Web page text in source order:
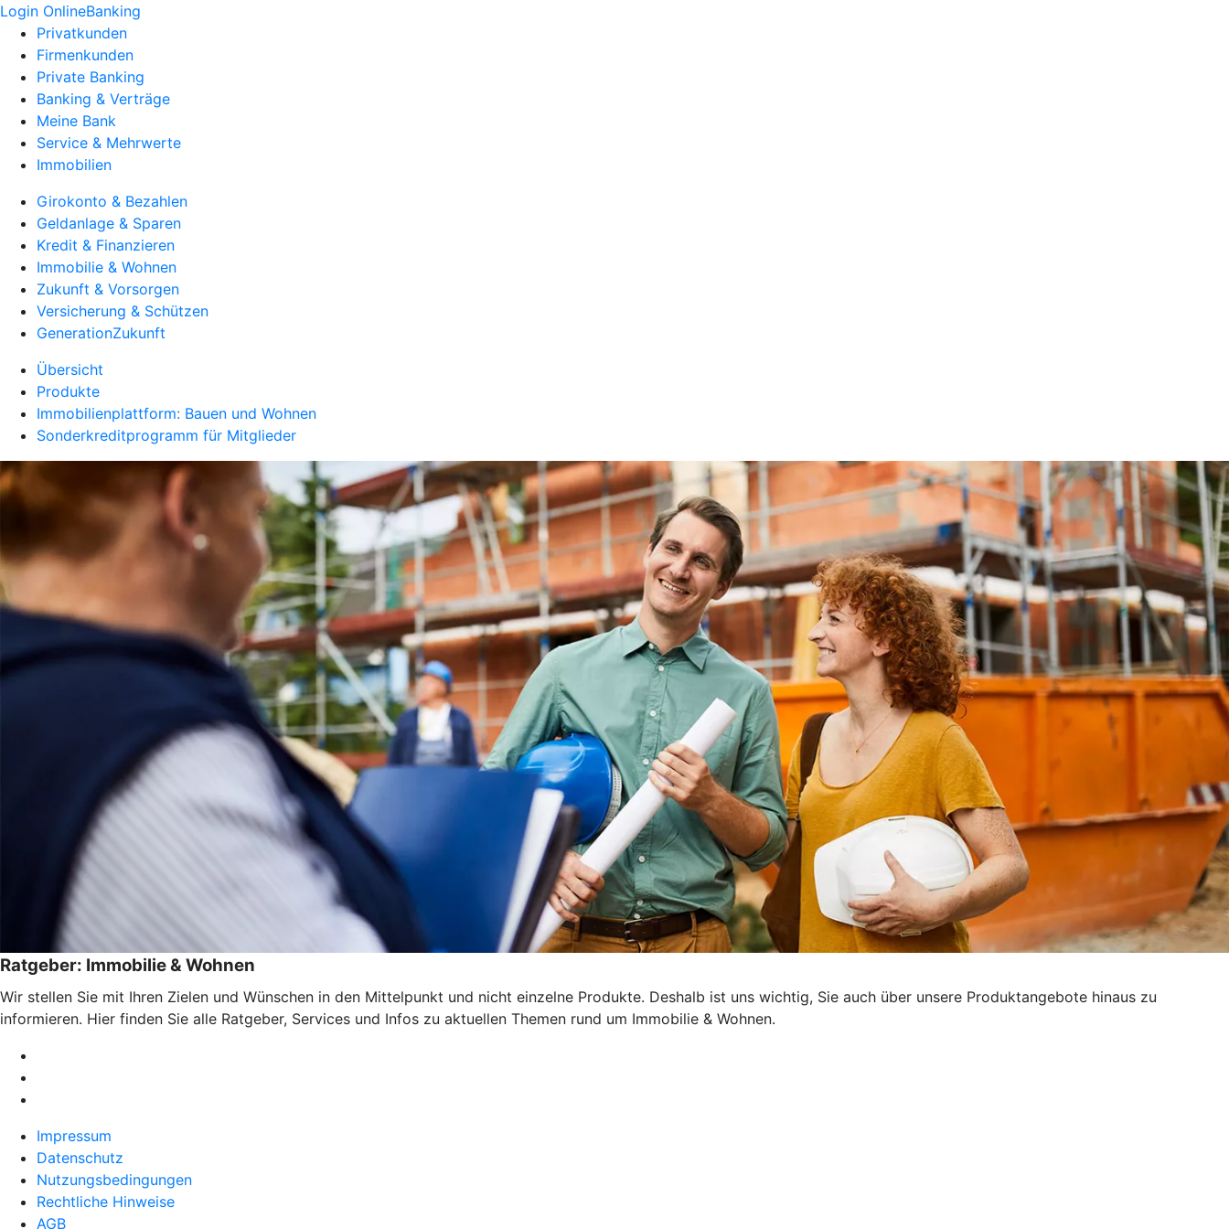
Login OnlineBanking
Privatkunden
Firmenkunden
Private Banking
Banking & Verträge
Meine Bank
Service & Mehrwerte
Immobilien
Girokonto & Bezahlen
Geldanlage & Sparen
Kredit & Finanzieren
Immobilie & Wohnen
Zukunft & Vorsorgen
Versicherung & Schützen
GenerationZukunft
Übersicht
Produkte
Immobilienplattform: Bauen und Wohnen
Sonderkreditprogramm für Mitglieder
Ratgeber: Immobilie & Wohnen
Wir stellen Sie mit Ihren Zielen und Wünschen in den Mittelpunkt und nicht einzelne Produkte. Deshalb ist uns wichtig, Sie auch über unsere Produktangebote hinaus zu
informieren. Hier finden Sie alle Ratgeber, Services und Infos zu aktuellen Themen rund um Immobilie & Wohnen.
Impressum
Datenschutz
Nutzungsbedingungen
Rechtliche Hinweise
AGB